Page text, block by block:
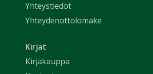
Yhteystiedot
Yhteydenottolomake
Kirjat
Kirjakauppa